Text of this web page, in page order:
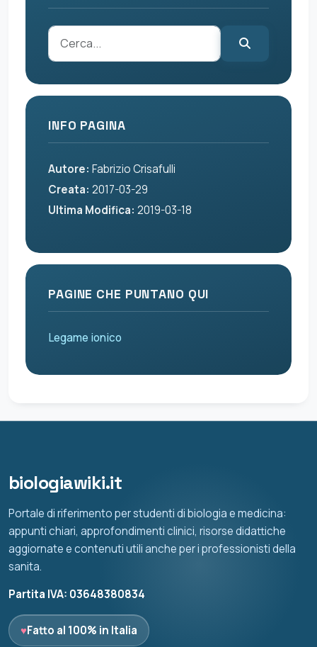
INFO PAGINA
Autore: Fabrizio Crisafulli
Creata: 2017-03-29
Ultima Modifica: 2019-03-18
PAGINE CHE PUNTANO QUI
Legame ionico
biologiawiki.it
Portale di riferimento per studenti di biologia e medicina:
appunti chiari, approfondimenti clinici, risorse didattiche
aggiornate e contenuti utili anche per i professionisti della
sanita.
Partita IVA: 03648380834
♥Fatto al 100% in Italia